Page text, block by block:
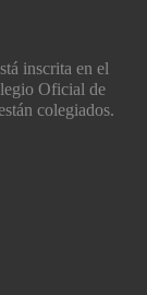
inscrita en el
Oficial de
colegiados.